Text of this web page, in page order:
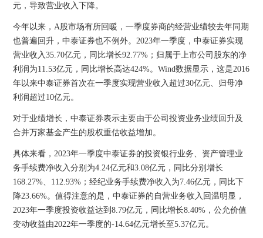
元，导致营业收入下降。
今年以来，A股市场有所回暖，一季度券商的经营业绩较去年同期
也普遍回升，中泰证券也不例外。2023年一季度，中泰证券实现
营业收入35.70亿元，同比增长92.77%；归属于上市公司股东的净
利润为11.53亿元，同比增长高达424%。Wind数据显示，这是2016
年以来中泰证券首次在一季度实现营业收入超过30亿元、归母净
利润超过10亿元。
对于业绩增长，中泰证券表示主要由于公司投资业务业绩回升及
合并万家基金产生的股权重估收益增加。
具体来看，2023年一季度中泰证券的投资银行业务、资产管理业
务手续费净收入分别为4.24亿元和3.08亿元，同比分别增长
168.27%、112.93%；经纪业务手续费净收入为7.46亿元，同比下
降23.66%。值得注意的是，中泰证券的自营业务收入回温明显，
2023年一季度投资收益达到8.79亿元，同比增长8.40%，公允价值
变动收益由2022年一季度的-14.64亿元增长至5.37亿元。